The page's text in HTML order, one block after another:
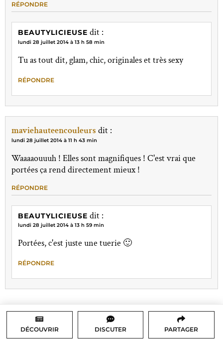
RÉPONDRE
BEAUTYLICIEUSE dit :
lundi 28 juillet 2014 à 13 h 58 min
Tu as tout dit, glam, chic, originales et très sexy
RÉPONDRE
maviehauteencouleurs dit :
lundi 28 juillet 2014 à 11 h 43 min
Waaaaouuuh ! Elles sont magnifiques ! C'est vrai que
portées ça rend directement mieux !
RÉPONDRE
BEAUTYLICIEUSE dit :
lundi 28 juillet 2014 à 13 h 59 min
Portées, c'est juste une tuerie 🙂
RÉPONDRE
DÉCOUVRIR DISCUTER PARTAGER